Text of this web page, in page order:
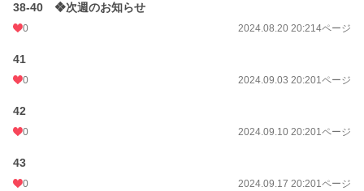
38-40 ❖次週のお知らせ
0 2024.08.20 20:214ページ
41
0 2024.09.03 20:201ページ
42
0 2024.09.10 20:201ページ
43
0 2024.09.17 20:201ページ